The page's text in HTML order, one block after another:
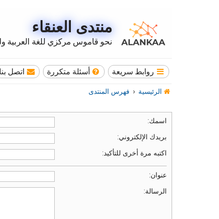
منتدى العنقاء
نحو قاموس مركزي للغة العربية
روابط سريعة أسئلة متكررة اتصل بنا
الرئيسية فهرس المنتدى
اسمك:
بريدك الإلكتروني:
اكتبه مرة أخرى للتأكيد:
عنوان:
الرسالة: